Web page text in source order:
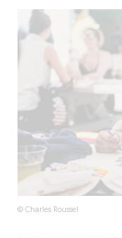
© Charles Roussel